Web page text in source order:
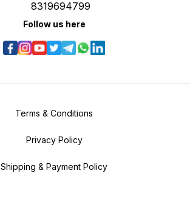
8319694799
Follow us here
Terms & Conditions
Privacy Policy
Shipping & Payment Policy